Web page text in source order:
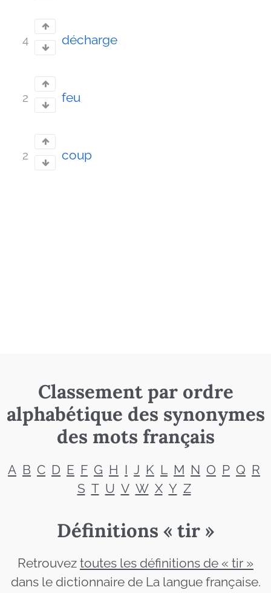
4 décharge
2 feu
2 coup
Classement par ordre
alphabétique des synonymes
des mots français
A B C D E F G H I J K L M N O P Q R
S T U V W X Y Z
Définitions « tir »
Retrouvez toutes les définitions de « tir »
dans le dictionnaire de La langue française.